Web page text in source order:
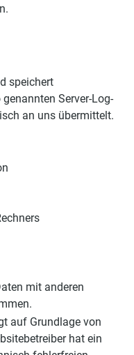
speichert
Server-Log-
an uns übermittelt.
mit anderen
auf Grundlage von
hat ein